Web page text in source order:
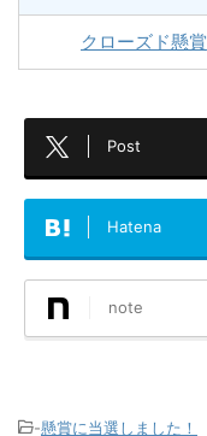
クローズド懸賞
Post
Hatena
note
-懸賞に当選しました！